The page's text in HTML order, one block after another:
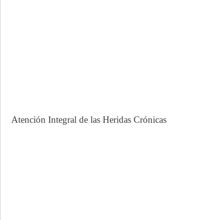
Atención Integral de las Heridas Crónicas